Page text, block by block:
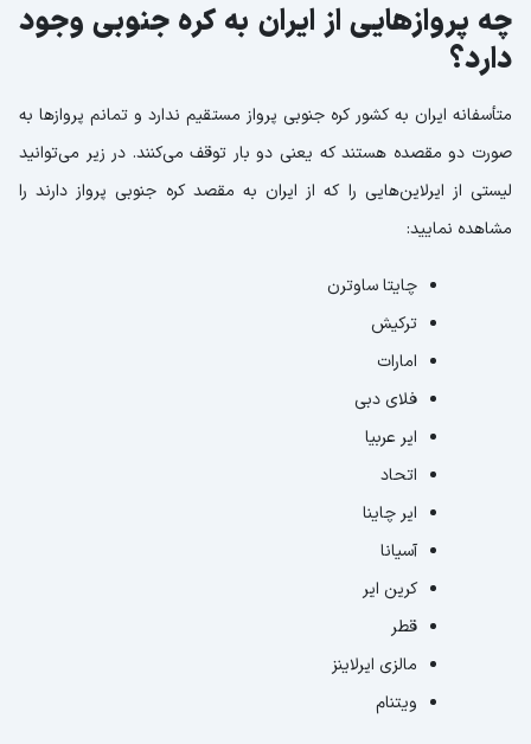
چه پروازهایی از ایران به کره جنوبی وجود
دارد؟
متأسفانه ایران به کشور کره جنوبی پرواز مستقیم ندارد و تمانم پروازها به
صورت دو مقصده هستند که یعنی دو بار توقف می‌کنند. در زیر می‌توانید
لیستی از ایرلاین‌هایی را که از ایران به مقصد کره جنوبی پرواز دارند را
مشاهده نمایید:
چایتا ساوترن
ترکیش
امارات
فلای دبی
ایر عربیا
اتحاد
ایر چاینا
آسیانا
کرین ایر
قطر
مالزی ایرلاینز
ویتنام